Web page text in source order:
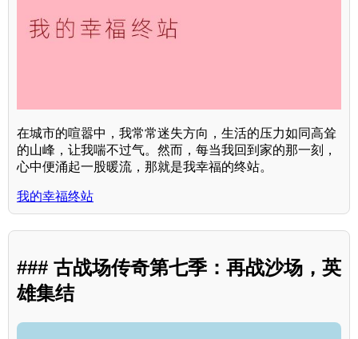
在城市的喧嚣中，我常常迷失方向，生活的压力如同高耸
的山峰，让我喘不过气。然而，每当我回到家的那一刻，
心中便涌起一股暖流，那就是我幸福的终站。
我的幸福终站
### 古战场传奇第七季：再战沙场，英
雄集结